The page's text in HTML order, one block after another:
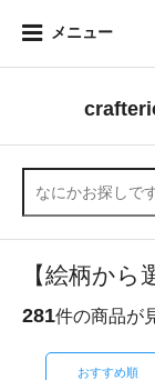
メニュー
【絵柄か
281件の商品が
おすすめ順